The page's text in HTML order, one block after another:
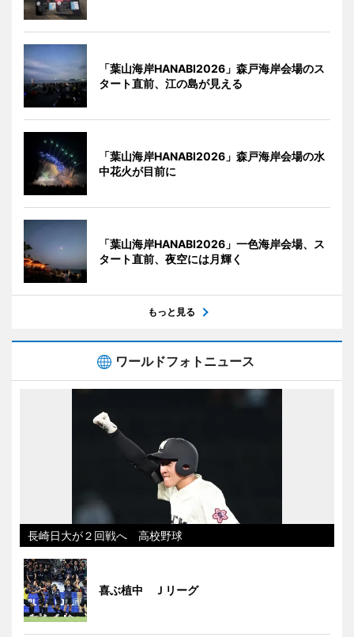
「葉山海岸HANABI2026」森戸海岸会場のス
タート直前、江の島が見える
「葉山海岸HANABI2026」森戸海岸会場の水
中花火が目前に
「葉山海岸HANABI2026」一色海岸会場、ス
タート直前、夜空には月輝く
もっと見る
ワールドフォトニュース
長崎日大が２回戦へ 高校野球
喜ぶ植中 Ｊリーグ